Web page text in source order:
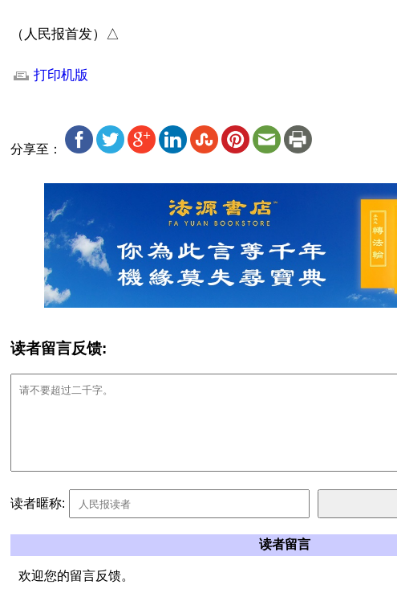
（人民报首发）△
打印机版
分享至：
读者留言反馈:
读者暱称:
读者留言
欢迎您的留言反馈。